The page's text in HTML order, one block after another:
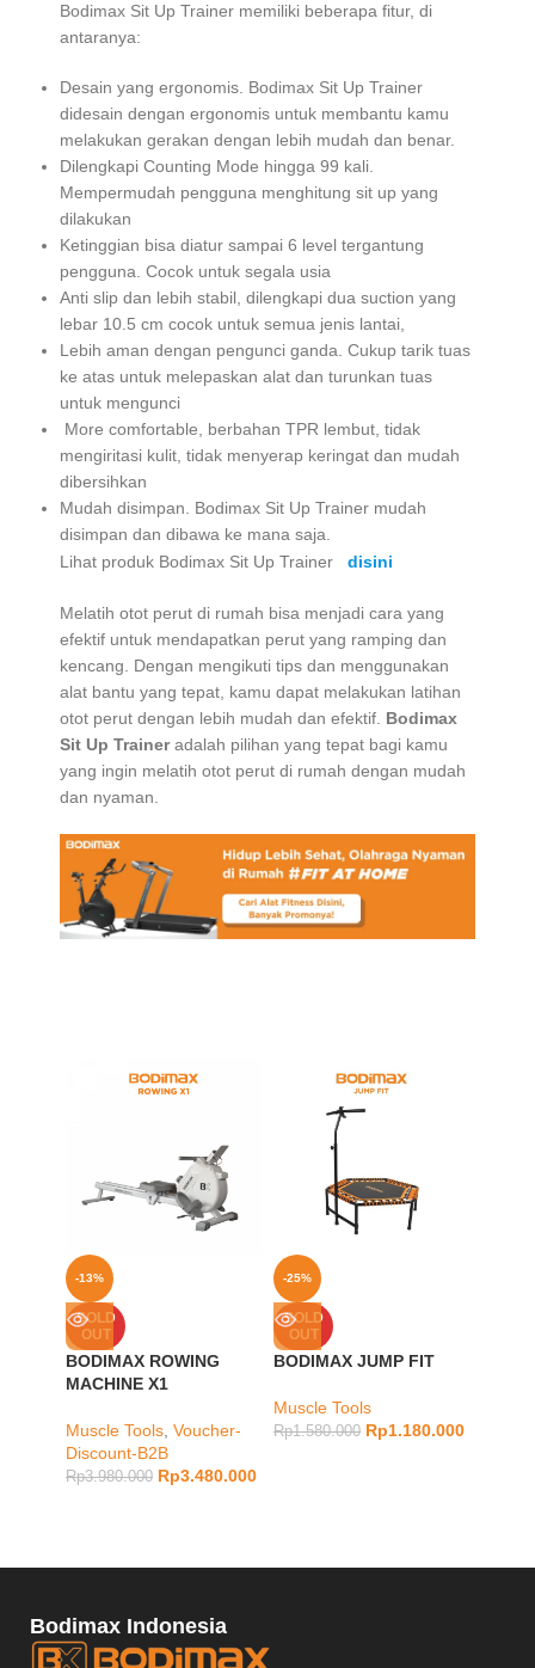
Bodimax Sit Up Trainer memiliki beberapa fitur, di
antaranya:
Desain yang ergonomis. Bodimax Sit Up Trainer
didesain dengan ergonomis untuk membantu kamu
melakukan gerakan dengan lebih mudah dan benar.
Dilengkapi Counting Mode hingga 99 kali.
Mempermudah pengguna menghitung sit up yang
dilakukan
Ketinggian bisa diatur sampai 6 level tergantung
pengguna. Cocok untuk segala usia
Anti slip dan lebih stabil, dilengkapi dua suction yang
lebar 10.5 cm cocok untuk semua jenis lantai,
Lebih aman dengan pengunci ganda. Cukup tarik tuas
ke atas untuk melepaskan alat dan turunkan tuas
untuk mengunci
More comfortable, berbahan TPR lembut, tidak
mengiritasi kulit, tidak menyerap keringat dan mudah
dibersihkan
Mudah disimpan. Bodimax Sit Up Trainer mudah
disimpan dan dibawa ke mana saja.
Lihat produk Bodimax Sit Up Trainer
disini
Melatih otot perut di rumah bisa menjadi cara yang
efektif untuk mendapatkan perut yang ramping dan
kencang. Dengan mengikuti tips dan menggunakan
alat bantu yang tepat, kamu dapat melakukan latihan
otot perut dengan lebih mudah dan efektif. Bodimax
Sit Up Traineradalah pilihan yang tepat bagi kamu
yang ingin melatih otot perut di rumah dengan mudah
dan nyaman.
-13%
SOLD
OUT
BODIMAX ROWING
MACHINE X1
Muscle Tools Voucher-
Discount-B2B
Rp3.980.000 Rp3.480.000
-25%
SOLD
OUT
BODIMAX JUMP FIT
Muscle Tools
Rp1.580.000 Rp1.180.000
Bodimax Indonesia